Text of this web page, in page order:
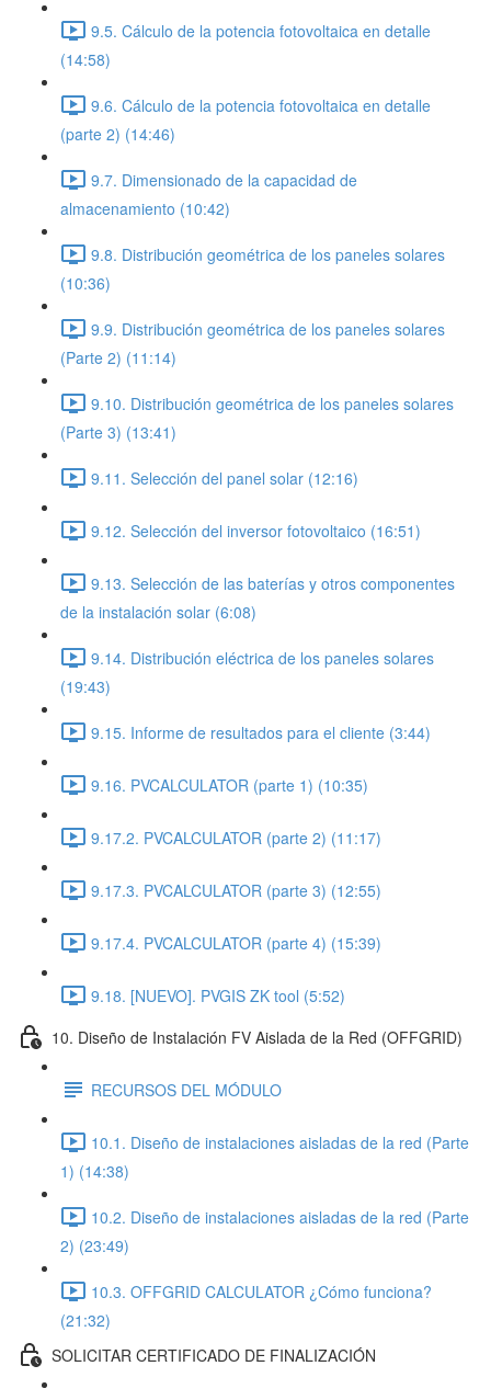
9.5. Cálculo de la potencia fotovoltaica en detalle
(14:58)
9.6. Cálculo de la potencia fotovoltaica en detalle
(parte 2) (14:46)
9.7. Dimensionado de la capacidad de
almacenamiento (10:42)
9.8. Distribución geométrica de los paneles solares
(10:36)
9.9. Distribución geométrica de los paneles solares
(Parte 2) (11:14)
9.10. Distribución geométrica de los paneles solares
(Parte 3) (13:41)
9.11. Selección del panel solar (12:16)
9.12. Selección del inversor fotovoltaico (16:51)
9.13. Selección de las baterías y otros componentes
de la instalación solar (6:08)
9.14. Distribución eléctrica de los paneles solares
(19:43)
9.15. Informe de resultados para el cliente (3:44)
9.16. PVCALCULATOR (parte 1) (10:35)
9.17.2. PVCALCULATOR (parte 2) (11:17)
9.17.3. PVCALCULATOR (parte 3) (12:55)
9.17.4. PVCALCULATOR (parte 4) (15:39)
9.18. [NUEVO]. PVGIS ZK tool (5:52)
10. Diseño de Instalación FV Aislada de la Red (OFFGRID)
RECURSOS DEL MÓDULO
10.1. Diseño de instalaciones aisladas de la red (Parte
1) (14:38)
10.2. Diseño de instalaciones aisladas de la red (Parte
2) (23:49)
10.3. OFFGRID CALCULATOR ¿Cómo funciona?
(21:32)
SOLICITAR CERTIFICADO DE FINALIZACIÓN